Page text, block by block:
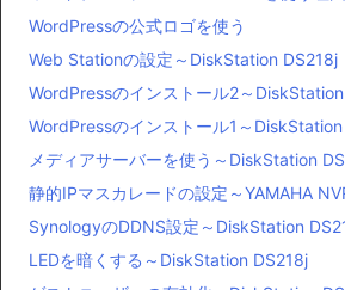
WordPressの公式ロゴを使う
Web Stationの設定～DiskStation DS218j
WordPressのインストール2～
WordPressのインストール1～
メディアサーバーを使う～DiskStation
静的IPマスカレードの設定～YAMAHA
SynologyのDDNS設定～DiskStation
LEDを暗くする～DiskStation DS218j